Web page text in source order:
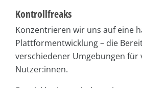
Kontrollfreaks
Konzentrieren wir uns auf eine
Plattformentwicklung – die
verschiedener Umgebungen für
Nutzer:innen.